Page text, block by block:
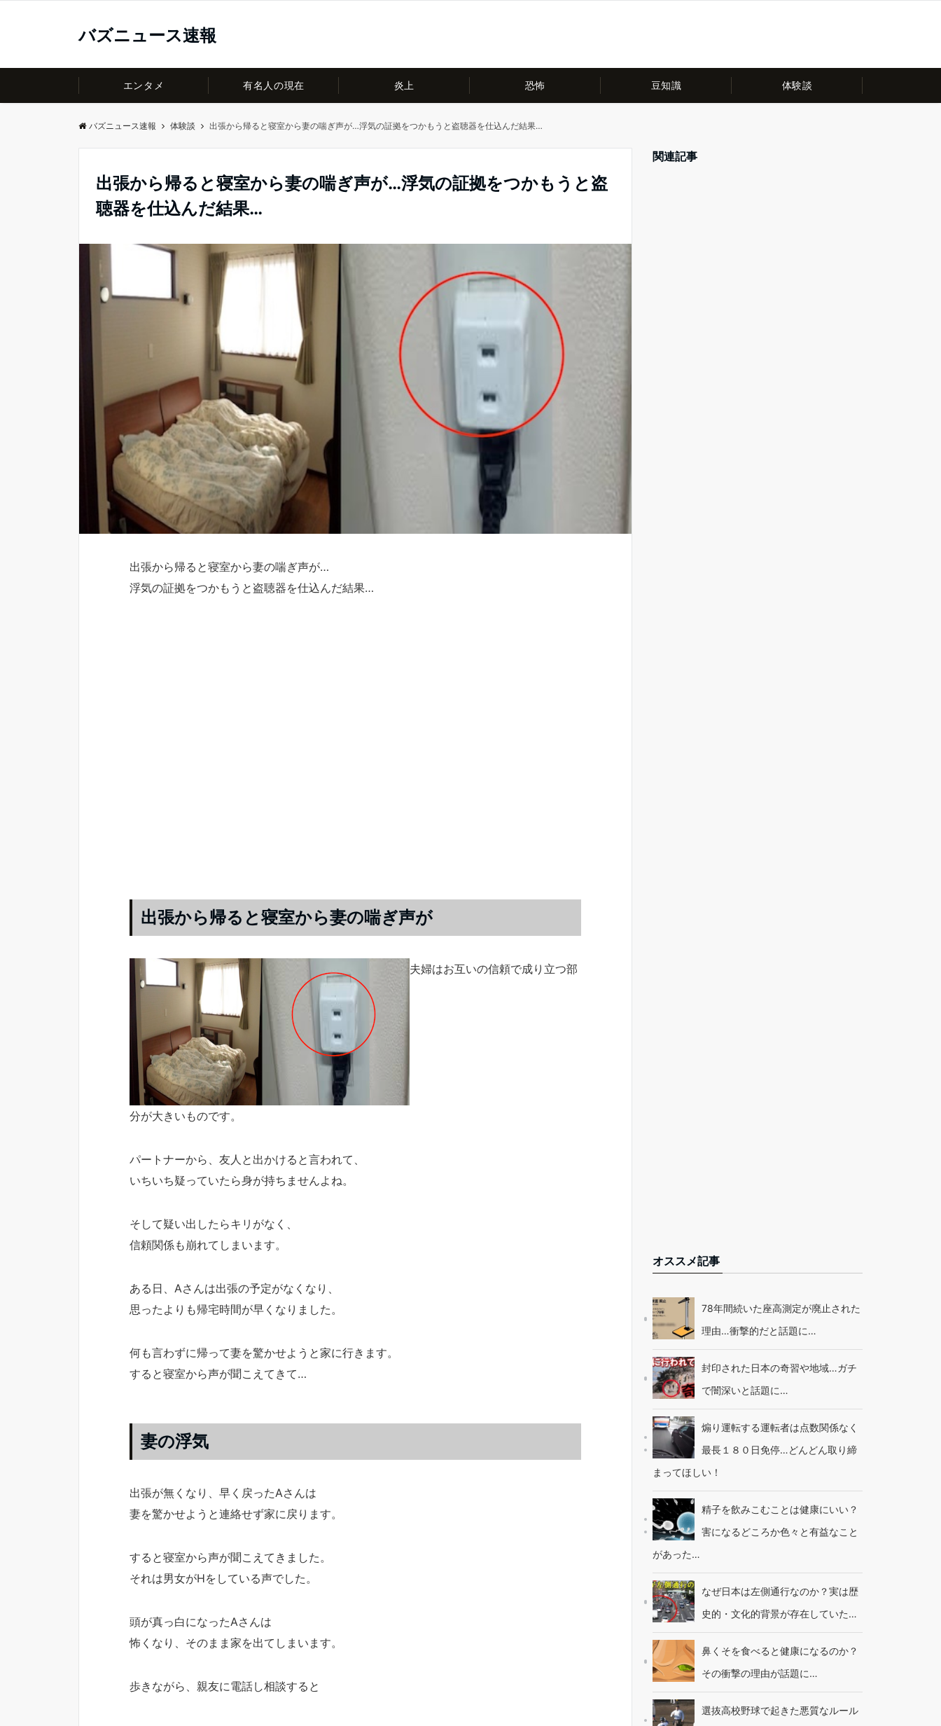
バズニュース速報
エンタメ 有名人の現在 炎上 恐怖 豆知識 体験談
バズニュース速報 体験談 出張から帰ると寝室から妻の喘ぎ声が…浮気の証拠をつかもうと盗聴器を仕込んだ結果…
出張から帰ると寝室から妻の喘ぎ声が…浮気の証拠をつかもうと盗
聴器を仕込んだ結果…
出張から帰ると寝室から妻の喘ぎ声が…
浮気の証拠をつかもうと盗聴器を仕込んだ結果…
出張から帰ると寝室から妻の喘ぎ声が
夫婦はお互いの信頼で成り立つ部
分が大きいものです。
パートナーから、友人と出かけると言われて、
いちいち疑っていたら身が持ちませんよね。
そして疑い出したらキリがなく、
信頼関係も崩れてしまいます。
ある日、Aさんは出張の予定がなくなり、
思ったよりも帰宅時間が早くなりました。
何も言わずに帰って妻を驚かせようと家に行きます。
すると寝室から声が聞こえてきて…
妻の浮気
出張が無くなり、早く戻ったAさんは
妻を驚かせようと連絡せず家に戻ります。
すると寝室から声が聞こえてきました。
それは男女がHをしている声でした。
頭が真っ白になったAさんは
怖くなり、そのまま家を出てしまいます。
歩きながら、親友に電話し相談すると
関連記事
オススメ記事
78年間続いた座高測定が廃止された
理由…衝撃的だと話題に…
封印された日本の奇習や地域…ガチ
で闇深いと話題に…
煽り運転する運転者は点数関係なく
最長１８０日免停…どんどん取り締
まってほしい！
精子を飲みこむことは健康にいい？
害になるどころか色々と有益なこと
があった…
なぜ日本は左側通行なのか？実は歴
史的・文化的背景が存在していた…
鼻くそを食べると健康になるのか？
その衝撃の理由が話題に…
選抜高校野球で起きた悪質なルール